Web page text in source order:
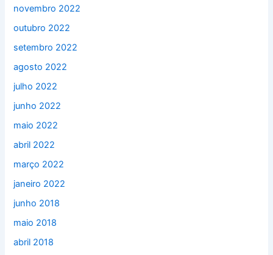
novembro 2022
outubro 2022
setembro 2022
agosto 2022
julho 2022
junho 2022
maio 2022
abril 2022
março 2022
janeiro 2022
junho 2018
maio 2018
abril 2018